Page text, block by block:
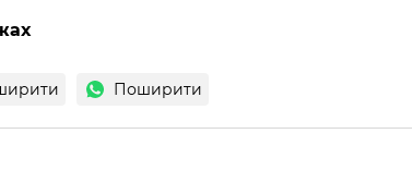
Поширити